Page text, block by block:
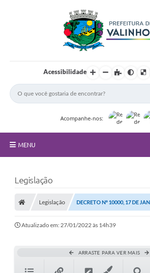
Acessibilidade
Acompanhe-nos:
MENU
Principal
Nossa Cidade
Secretarias
Legislação
Legislação DECRETO Nº 10000, 17 DE
Atualizado em: 27/01/2022 às 14h39
ARRASTE PARA VER MAIS